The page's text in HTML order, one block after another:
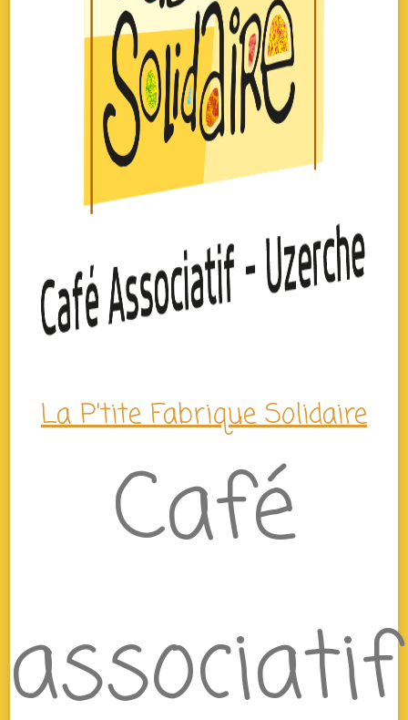
La P'tite Fabrique Solidaire
Café
associatif